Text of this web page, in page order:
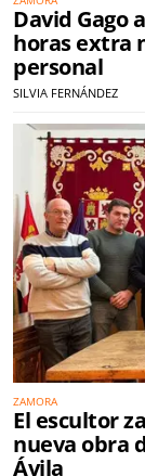
David Gago
horas extra
personal
SILVIA FERNÁNDEZ
ZAMORA
El escultor
nueva obra
Ávila